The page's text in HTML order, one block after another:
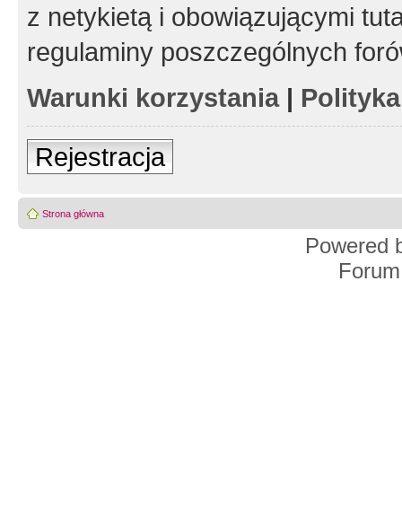
z netykietą i obowiązującymi
regulaminy poszczególnych
Warunki korzystania|
Rejestracja
Strona główna
Powered